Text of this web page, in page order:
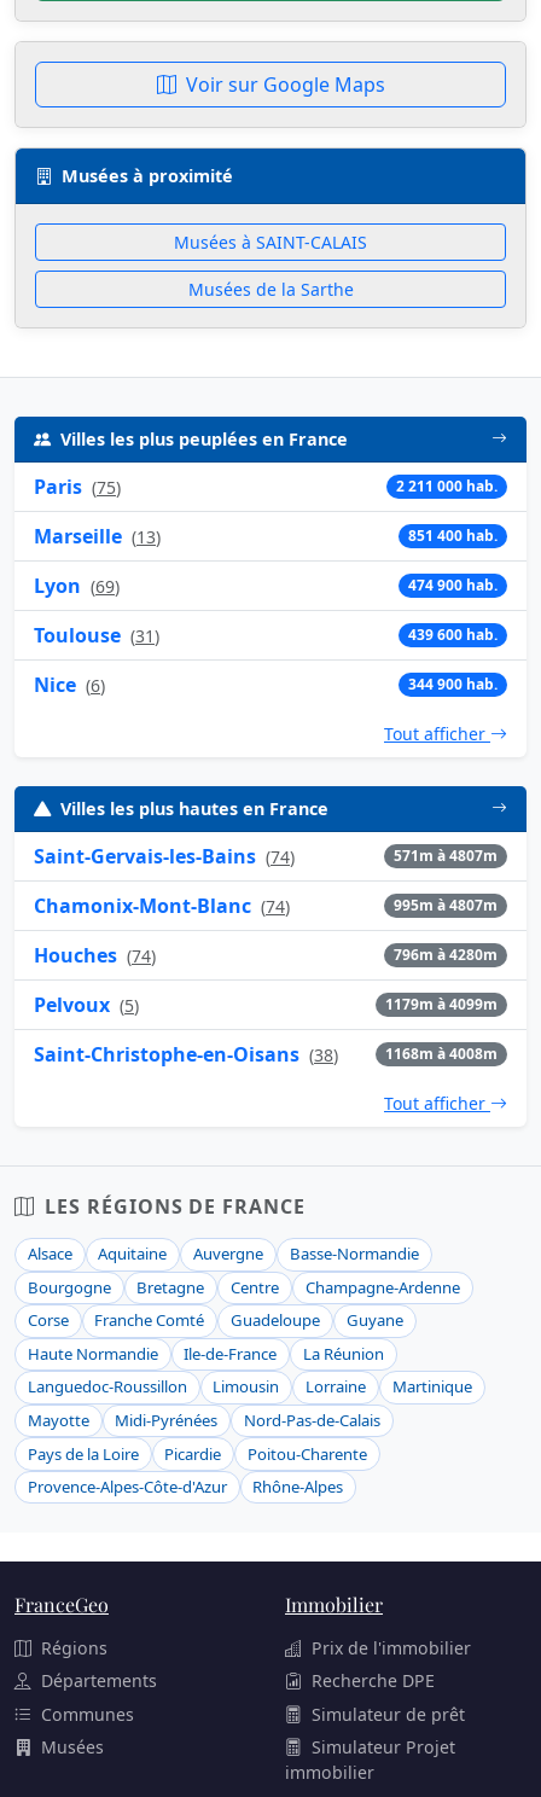
Voir sur Google Maps
Musées à proximité
Musées à SAINT-CALAIS
Musées de la Sarthe
Villes les plus peuplées en France
Paris (75) 2 211 000 hab.
Marseille (13) 851 400 hab.
Lyon (69) 474 900 hab.
Toulouse (31) 439 600 hab.
Nice (6) 344 900 hab.
Tout afficher
Villes les plus hautes en France
Saint-Gervais-les-Bains (74) 571m à 4807m
Chamonix-Mont-Blanc (74) 995m à 4807m
Houches (74) 796m à 4280m
Pelvoux (5) 1179m à 4099m
Saint-Christophe-en-Oisans (38) 1168m à 4008m
Tout afficher
LES RÉGIONS DE FRANCE
Alsace Aquitaine Auvergne
Basse-Normandie
Bourgogne
Bretagne Centre
Champagne-Ardenne
Corse
Franche Comté Guadeloupe
Guyane
Haute Normandie
Ile-de-France
La Réunion
Languedoc-Roussillon
Limousin Lorraine
Martinique
Mayotte
Midi-Pyrénées
Nord-Pas-de-Calais
Pays de la Loire
Picardie
Poitou-Charente
Provence-Alpes-Côte-d'Azur
Rhône-Alpes
FranceGeo
Régions
Départements
Communes
Musées
Immobilier
Prix de l'immobilier
Recherche DPE
Simulateur de prêt
Simulateur Projet
immobilier